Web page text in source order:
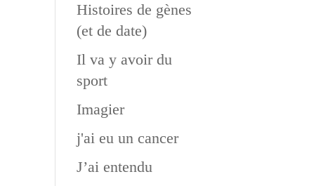
Histoires de gènes
(et de date)
Il va y avoir du
sport
Imagier
j'ai eu un cancer
J’ai entendu